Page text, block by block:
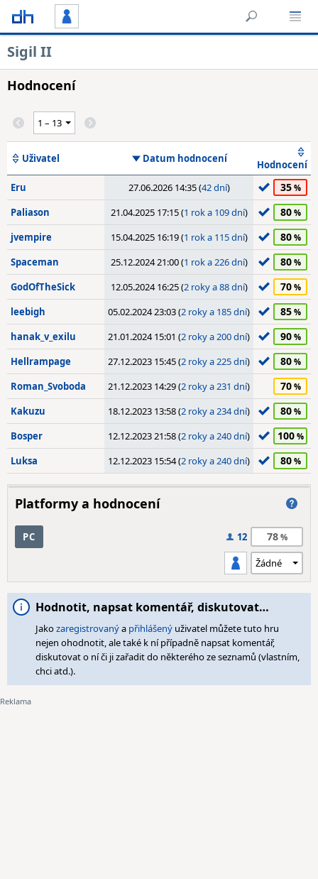
Sigil II
Hodnocení
Uživatel Datum hodnocení
Hodnocení
Eru
27.06.2026 14:35 (42 dní) 35
Paliason 21.04.2025 17:15 (1 rok a 109 dní) 80
jvempire 15.04.2025 16:19 (1 rok a 115 dní) 80
Spaceman 25.12.2024 21:00 (1 rok a 226 dní) 80
GodOfTheSick 12.05.2024 16:25 (2 roky a 88 dní) 70
leebigh 05.02.2024 23:03 (2 roky a 185 dní) 85
hanak_v_exilu 21.01.2024 15:01 (2 roky a 200 dní) 90
Hellrampage 27.12.2023 15:45 (2 roky a 225 dní) 80
Roman_Svoboda 21.12.2023 14:29 (2 roky a 231 dní) 70
Kakuzu 18.12.2023 13:58 (2 roky a 234 dní) 80
Bosper 12.12.2023 21:58 (2 roky a 240 dní) 100
Luksa 12.12.2023 15:54 (2 roky a 240 dní) 80
Platformy a hodnocení
PC 12 78
Hodnotit, napsat komentář, diskutovat…
Jakozaregistrovanýa přihlášený uživatel můžete tuto hru
nejen ohodnotit, ale také k ní případně napsat komentář,
diskutovat o ní či ji zařadit do některého ze seznamů (vlastním,
chci atd.).